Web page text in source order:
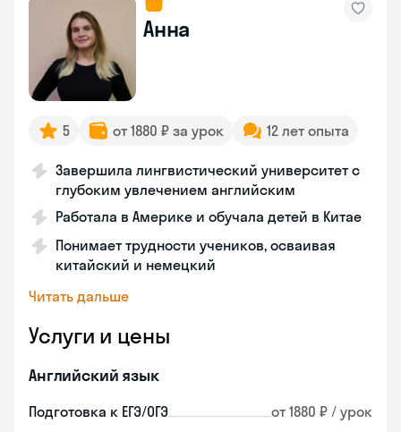
Анна
5 от 1880 ₽ за урок 12 лет опыта
Завершила лингвистический университет с
глубоким увлечением английским
Работала в Америке и обучала детей в Китае
Понимает трудности учеников, осваивая
китайский и немецкий
Читать дальше
Услуги и цены
Английский язык
Подготовка к ЕГЭ/ОГЭ от 1880 ₽ / урок